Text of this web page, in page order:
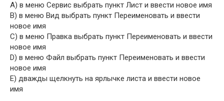
A) в меню Сервис выбрать пункт Лист и ввести новое имя
B) в меню Вид выбрать пункт Переименовать и ввести
новое имя
C) в меню Правка выбрать пункт Переименовать и ввести
новое имя
D) в меню Файл выбрать пункт Переименовать и ввести
новое имя
E) дважды щелкнуть на ярлычке листа и ввести новое
имя